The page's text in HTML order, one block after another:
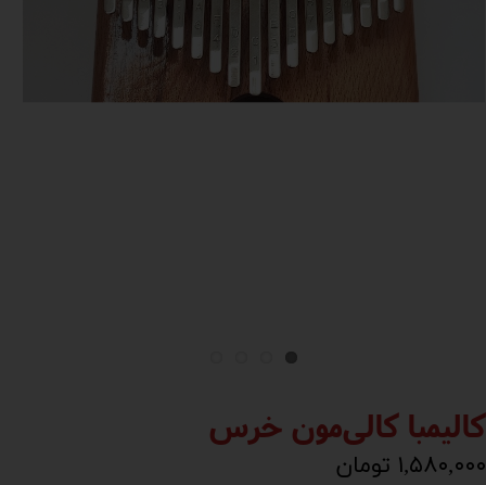
کالیمبا کالی‌مون خرس
۱,۵۸۰,۰۰۰ تومان